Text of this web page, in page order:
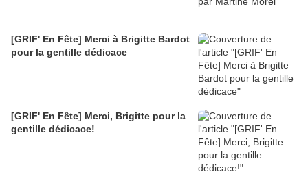
[GRIF' En Fête] Merci à Brigitte Bardot
pour la gentille dédicace
[GRIF' En Fête] Merci, Brigitte pour la
gentille dédicace!